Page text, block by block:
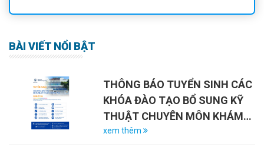
BÀI VIẾT NỔI BẬT
THÔNG BÁO TUYỂN SINH CÁC
KHÓA ĐÀO TẠO BỔ SUNG KỸ
THUẬT CHUYÊN MÔN KHÁM
CHỮA BỆNH NĂM 2026
xem thêm